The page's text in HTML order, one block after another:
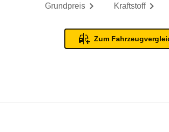
Grundpreis Kraftstoff
Zum